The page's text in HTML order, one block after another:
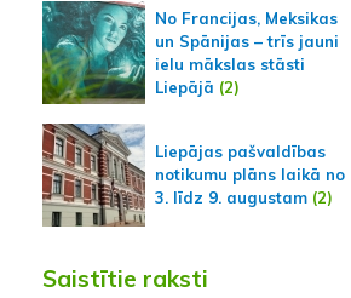
No Francijas, Meksikas
un Spānijas – trīs jauni
ielu mākslas stāsti
Liepājā (2)
Liepājas pašvaldības
notikumu plāns laikā no
3. līdz 9. augustam(2)
Saistītie raksti